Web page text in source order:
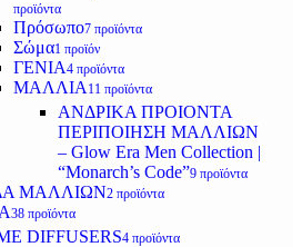
προϊόντα
Πρόσωπο7 προϊόντα
Σώμα1 προϊόν
ΓΕΝΙΑ4 προϊόντα
ΜΑΛΛΙΑ 11 προϊόντα
ΑΝΔΡΙΚΑ ΠΡΟΙΟΝΤΑ
ΠΕΡΙΠΟΙΗΣΗ ΜΑΛΛΙΩΝ
– Glow Era Men Collection |
“Monarch’s Code”9 προϊόντα
ΜΑΛΛΙΩΝ2 προϊόντα
38 προϊόντα
DIFFUSERS4 προϊόντα